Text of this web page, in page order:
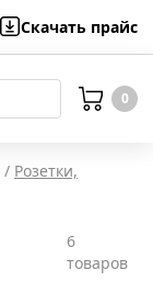
Скачать прайс
0
/ Розетки,
6
товаров